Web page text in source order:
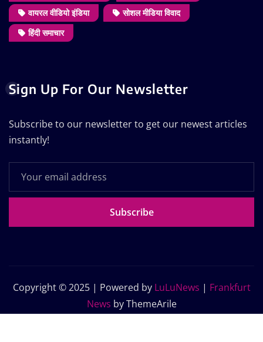
वायरल वीडियो इंडिया
सोशल मीडिया विवाद
हिंदी समाचार
Sign Up For Our Newsletter
Subscribe to our newsletter to get our newest articles
instantly!
Subscribe
Copyright © 2025 | Powered by LuLuNews | Frankfurt
News by ThemeArile